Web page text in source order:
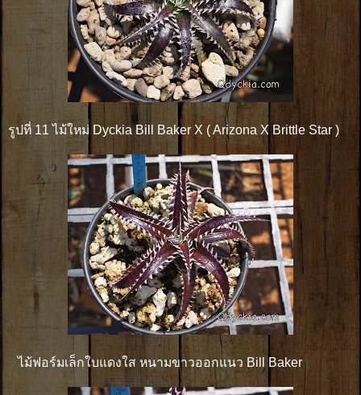
รูปที่ 11 ไม้ใหม่ Dyckia Bill Baker X ( Arizona X Brittle Star )
ไม้ฟอร์มเล็กใบแดงใส หนามขาวออกแนว Bill Baker